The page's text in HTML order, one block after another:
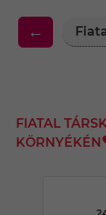
←
FIATAL
KÖRNYÉKÉN